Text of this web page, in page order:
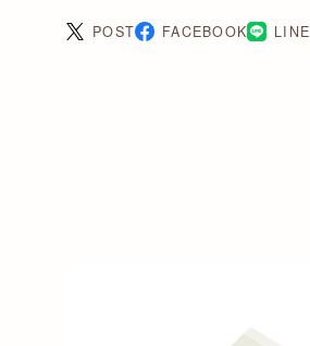
POST FACEBOOK LINE